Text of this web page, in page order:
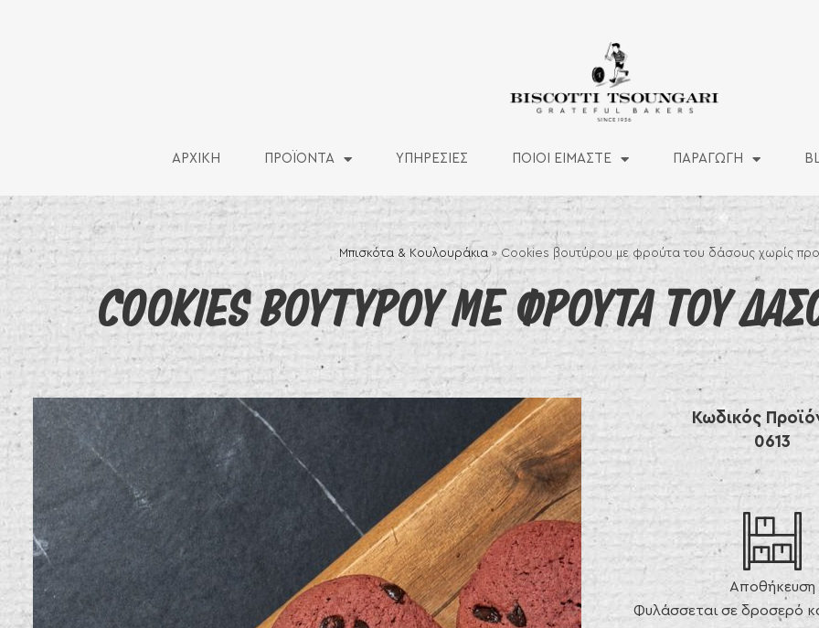
ΑΡΧΙΚΗ ΠΡΟΪΟΝΤΑ ΥΠΗΡΕΣΙΕΣ ΠΟΙΟΙ ΕΙΜΑΣΤΕ ΠΑΡΑΓΩΓΗ
Μπισκότα & Κουλουράκια » Cookies βουτύρου με φρούτα του δάσους χωρίς
COOKIES ΒΟΥΤΥΡΟΥ ΜΕ ΦΡΟΥΤΑ ΤΟΥ
Κωδικός
0613
Αποθήκευση
Φυλάσσεται σε δροσερό